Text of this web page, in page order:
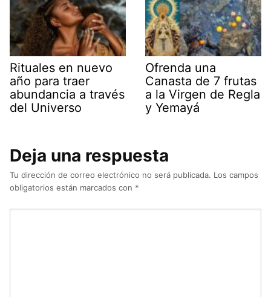
Rituales en nuevo
año para traer
abundancia a través
del Universo
Ofrenda una
Canasta de 7 frutas
a la Virgen de Regla
y Yemayá
Deja una respuesta
Tu dirección de correo electrónico no será publicada. Los campos
obligatorios están marcados con *